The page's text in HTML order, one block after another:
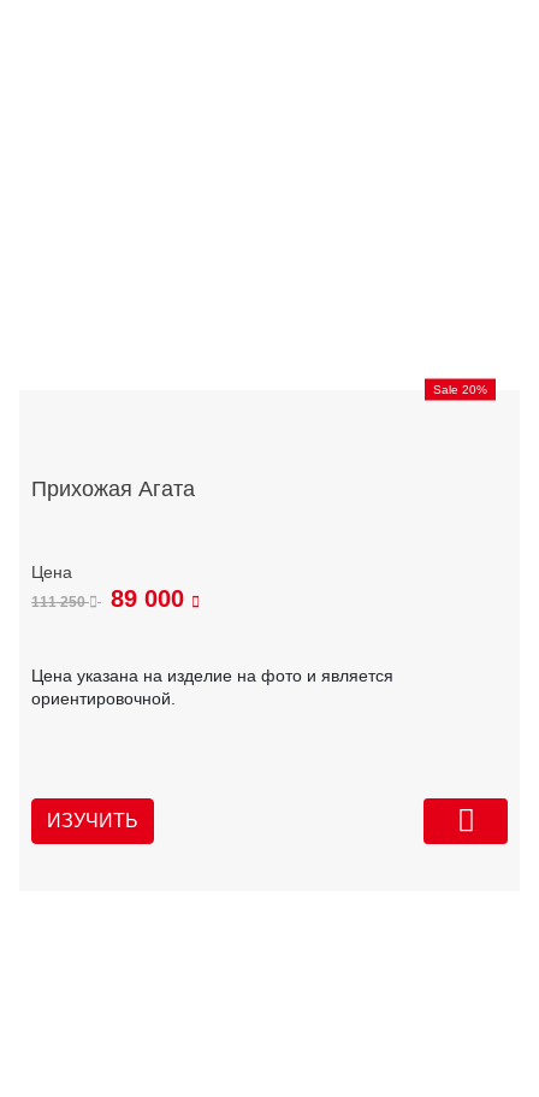
Sale 20%
Прихожая Агата
111 250 89 000
Цена указана на изделие на фото и является
ориентировочной.
ИЗУЧИТЬ